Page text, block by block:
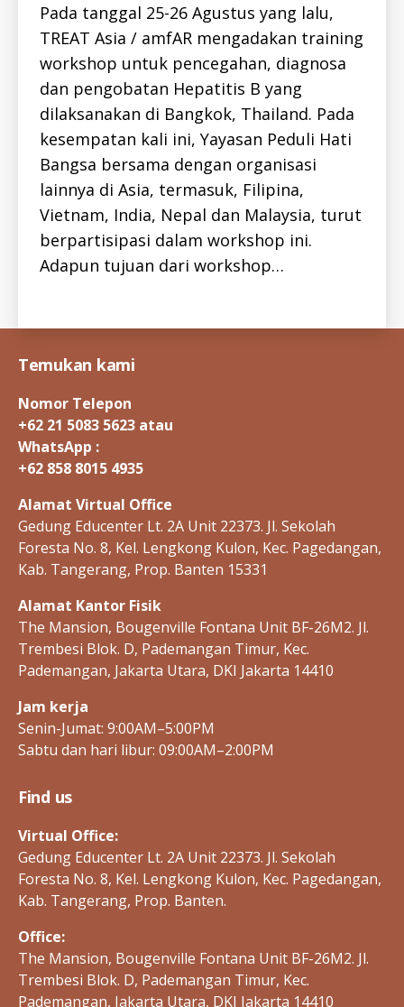
H
E
P
A
T
I
I
S
-
B
-
I
D
H
P
T
D
P
C
-
I
D
V
-
I
D
K
E
I
A
T
A
N
R
P
O
R
T
S
N
Pada tanggal 25-26 Agustus yang lalu,
TREAT Asia / amfAR mengadakan training
workshop untuk pencegahan, diagnosa
dan pengobatan Hepatitis B yang
dilaksanakan di Bangkok, Thailand. Pada
kesempatan kali ini, Yayasan Peduli Hati
Bangsa bersama dengan organisasi
lainnya di Asia, termasuk, Filipina,
Vietnam, India, Nepal dan Malaysia, turut
berpartisipasi dalam workshop ini.
Adapun tujuan dari workshop…
r,
b
a
n
g
k
k,
h
e
p-
b,
h
e
b,
v ,
tr
e
at
a
a
w
o
rk
h
o
p
Temukan kami
Nomor Telepon
+62 21 5083 5623 atau
WhatsApp :
+62 858 8015 4935
Alamat Virtual Office
Gedung Educenter Lt. 2A Unit 22373. Jl. Sekolah
Foresta No. 8, Kel. Lengkong Kulon, Kec. Pagedangan,
Kab. Tangerang, Prop. Banten 15331
Alamat Kantor Fisik
The Mansion, Bougenville Fontana Unit BF-26M2. Jl.
Trembesi Blok. D, Pademangan Timur, Kec.
Pademangan, Jakarta Utara, DKI Jakarta 14410
Jam kerja
Senin-Jumat: 9:00AM–5:00PM
Sabtu dan hari libur: 09:00AM–2:00PM
Find us
Virtual Office:
Gedung Educenter Lt. 2A Unit 22373. Jl. Sekolah
Foresta No. 8, Kel. Lengkong Kulon, Kec. Pagedangan,
Kab. Tangerang, Prop. Banten.
Office:
The Mansion, Bougenville Fontana Unit BF-26M2. Jl.
Trembesi Blok. D, Pademangan Timur, Kec.
Pademangan, Jakarta Utara, DKI Jakarta 14410